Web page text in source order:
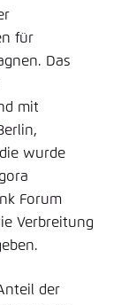
für
Das
mit
wurde
Forum
Verbreitung
der